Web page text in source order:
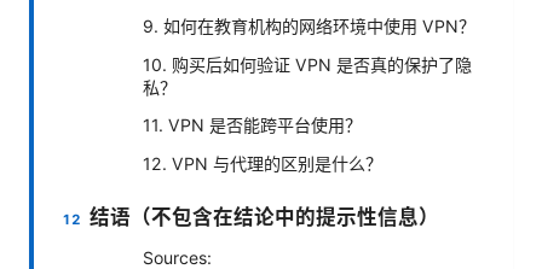
9. 如何在教育机构的网络环境中使用 VPN？
10. 购买后如何验证 VPN 是否真的保护了隐
私？
11. VPN 是否能跨平台使用？
12. VPN 与代理的区别是什么？
结语（不包含在结论中的提示性信息）
Sources: